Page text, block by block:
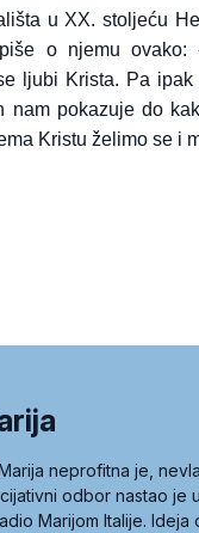
u XX. stoljeću
o njemu ovako:
ljubi Krista. Pa
nam pokazuje do
Kristu želimo se i
neprofitna je,
odbor nastao je
Marijom Italije.